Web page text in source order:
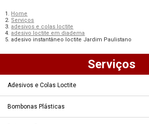
Home
Serviços
adesivos e colas loctite
adesivo loctite em diadema
adesivo instantâneo loctite Jardim Paulistano
Serviços
Adesivos e Colas Loctite
Bombonas Plásticas